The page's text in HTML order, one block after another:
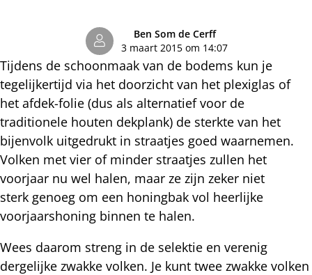
Ben Som de Cerff
3 maart 2015 om 14:07
Tijdens de schoonmaak van de bodems kun je
tegelijkertijd via het doorzicht van het plexiglas of
het afdek-folie (dus als alternatief voor de
traditionele houten dekplank) de sterkte van het
bijenvolk uitgedrukt in straatjes goed waarnemen.
Volken met vier of minder straatjes zullen het
voorjaar nu wel halen, maar ze zijn zeker niet
sterk genoeg om een honingbak vol heerlijke
voorjaarshoning binnen te halen.
Wees daarom streng in de selektie en verenig
dergelijke zwakke volken. Je kunt twee zwakke volken